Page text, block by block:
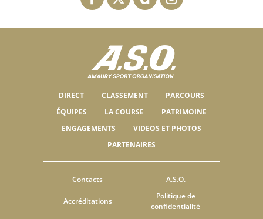
DIRECT CLASSEMENT
PARCOURS
ÉQUIPES
LA COURSE
PATRIMOINE
ENGAGEMENTS
VIDEOS ET PHOTOS
PARTENAIRES
Contacts A.S.O.
Accréditations
Politique de
confidentialité